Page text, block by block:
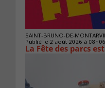
SAINT-BRUNO-DE-
Publié le 2 août 2026 à 08h06
La Fête des parcs